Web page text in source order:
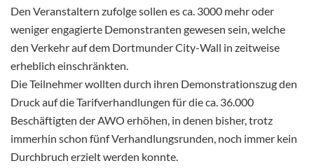
Den Veranstaltern zufolge sollen es ca. 3000 mehr oder
weniger engagierte Demonstranten gewesen sein, welche
den Verkehr auf dem Dortmunder City-Wall in zeitweise
erheblich einschränkten.
Die Teilnehmer wollten durch ihren Demonstrationszug den
Druck auf die Tarifverhandlungen für die ca. 36.000
Beschäftigten der AWO erhöhen, in denen bisher, trotz
immerhin schon fünf Verhandlungsrunden, noch immer kein
Durchbruch erzielt werden konnte.